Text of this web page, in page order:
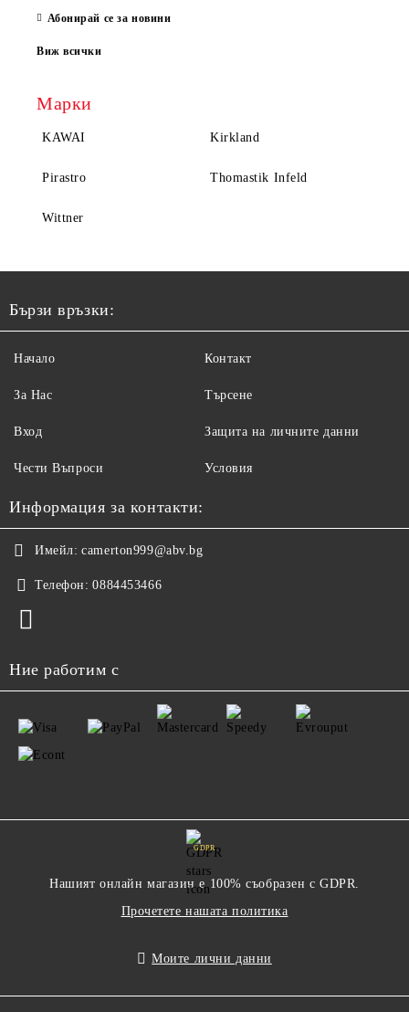
Абонирай се за новини
Виж всички
Марки
KAWAI Kirkland
Pirastro Thomastik Infeld
Wittner
Бързи връзки:
Начало
За Нас
Вход
Чести Въпроси
Контакт
Търсене
Защита на личните данни
Условия
Информация за контакти:
Имейл: camerton999@abv.bg
Телефон: 0884453466
Ние работим с
GDPR
Нашият онлайн магазин е 100% съобразен с GDPR.
Прочетете нашата политика
Моите лични данни